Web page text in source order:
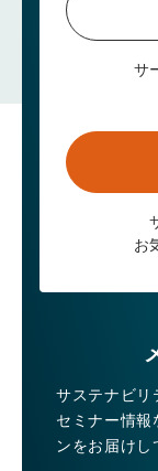
サ
お
サステナビリ
セミナー情報
ンをお届けし